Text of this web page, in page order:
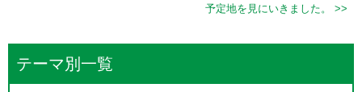
予定地を見にいきました。 >>
テーマ別一覧